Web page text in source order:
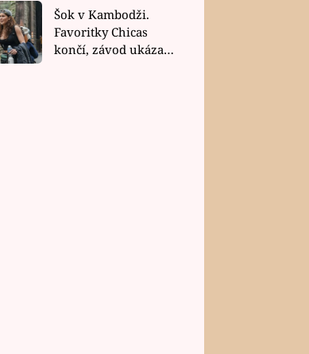
závodu nůž na krku
Šok v Kambodži.
Favoritky Chicas
končí, závod ukázal